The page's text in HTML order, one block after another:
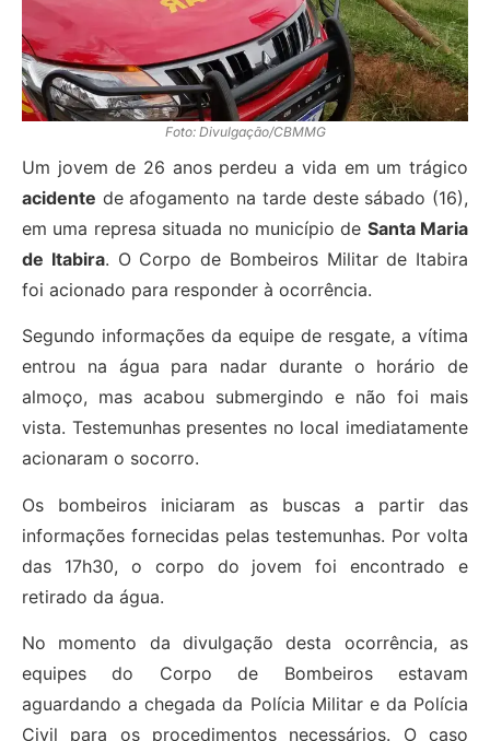
Foto: Divulgação/CBMMG
Um jovem de 26 anos perdeu a vida em um trágico
acidente de afogamento na tarde deste sábado (16),
em uma represa situada no município de Santa Maria
de Itabira. O Corpo de Bombeiros Militar de Itabira
foi acionado para responder à ocorrência.
Segundo informações da equipe de resgate, a vítima
entrou na água para nadar durante o horário de
almoço, mas acabou submergindo e não foi mais
vista. Testemunhas presentes no local imediatamente
acionaram o socorro.
Os bombeiros iniciaram as buscas a partir das
informações fornecidas pelas testemunhas. Por volta
das 17h30, o corpo do jovem foi encontrado e
retirado da água.
No momento da divulgação desta ocorrência, as
equipes do Corpo de Bombeiros estavam
aguardando a chegada da Polícia Militar e da Polícia
Civil para os procedimentos necessários. O caso